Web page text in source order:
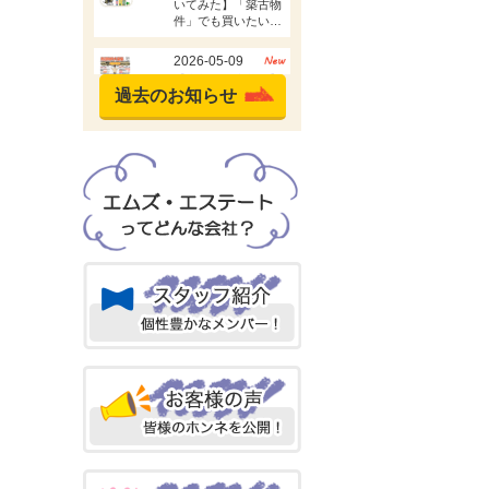
過去のお知らせ